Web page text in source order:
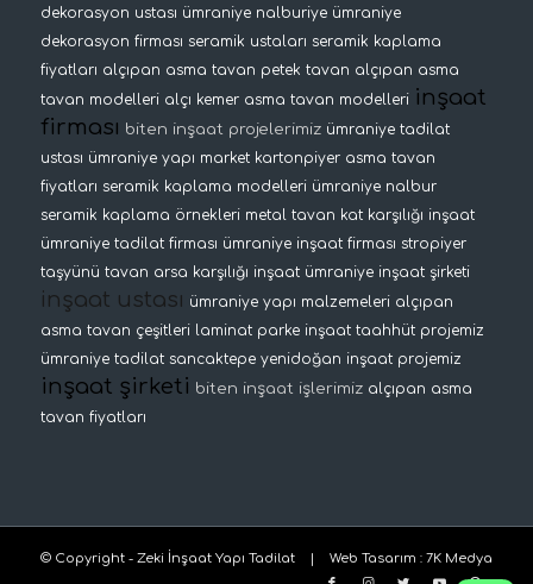
dekorasyon ustası ümraniye nalburiye ümraniye
dekorasyon firması seramik ustaları seramik kaplama
fiyatları alçıpan asma tavan petek tavan alçıpan asma
tavan modelleri alçı kemer asma tavan modelleri inşaat
firması biten inşaat projelerimiz ümraniye tadilat
ustası ümraniye yapı market kartonpiyer asma tavan
fiyatları seramik kaplama modelleri ümraniye nalbur
seramik kaplama örnekleri metal tavan kat karşılığı inşaat
ümraniye tadilat firması ümraniye inşaat firması stropiyer
taşyünü tavan arsa karşılığı inşaat ümraniye inşaat şirketi
inşaat ustası ümraniye yapı malzemeleri alçıpan
asma tavan çeşitleri laminat parke inşaat taahhüt projemiz
ümraniye tadilat sancaktepe yenidoğan inşaat projemiz
inşaat şirketi biten inşaat işlerimiz alçıpan asma
tavan fiyatları
© Copyright - Zeki İnşaat Yapı Tadilat | Web Tasarım : 7K Medya